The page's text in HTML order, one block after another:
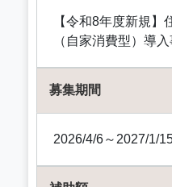
【令和8年度新規
（自家消費型）導
募集期間
2026/4/6～2027/1/